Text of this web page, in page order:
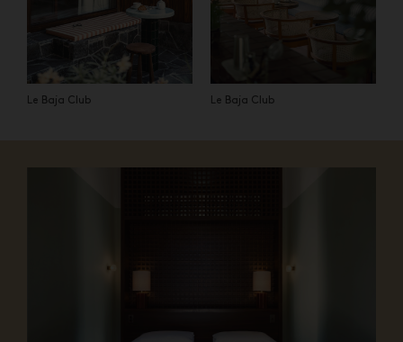
Le Baja Club Le Baja Club